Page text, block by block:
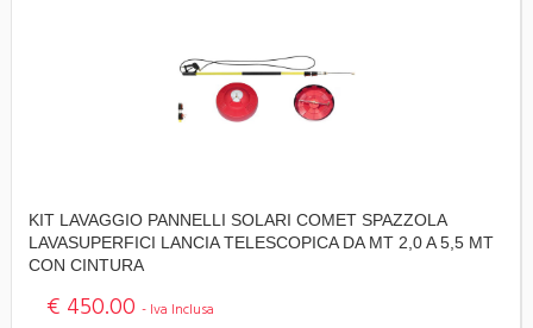
KIT LAVAGGIO PANNELLI SOLARI COMET SPAZZOLA
LAVASUPERFICI LANCIA TELESCOPICA DA MT 2,0 A 5,5 MT
CON CINTURA
€ 450.00 - Iva Inclusa